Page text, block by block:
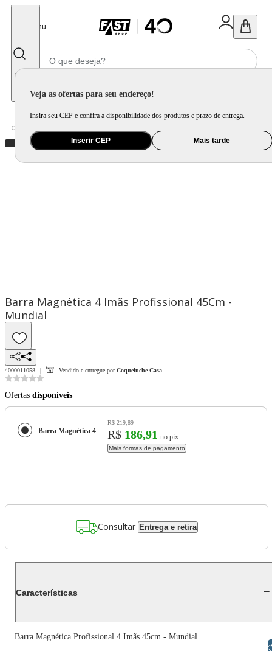
Menu
Veja as ofertas para seu endereço!
Insira seu CEP e confira a disponibilidade dos produtos e prazo de entrega.
Inserir CEP Mais tarde
Home
Barra Magnética 4 Imãs Profissional 45Cm -
Mundial
4000011058 Vendido e entregue por Coqueluche Casa
Ofertas disponíveis
Barra Magnética 4 Imãs Profissional 45Cm - Mundial
R$ 219,89
R$ 186,91 no pix
Mais formas de pagamento
Consultar Entrega e retira
Características
Barra Magnética Profissional 4 Imãs 45cm - Mundial